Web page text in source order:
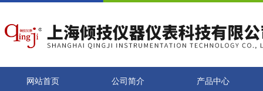
网站首页 公司简介 产品中心